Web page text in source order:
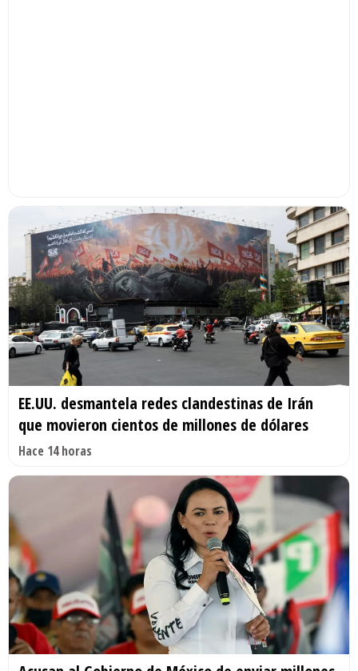
EE.UU. desmantela redes clandestinas de Irán
que movieron cientos de millones de dólares
Hace 14 horas